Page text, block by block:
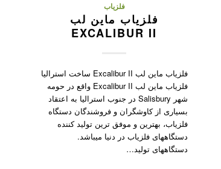
فلزیاب
فلزیاب ماین لب
EXCALIBUR II
فلزیاب ماین لب Excalibur II ساخت استرالیا
فلزیاب ماین لب Excalibur II واقع در حومه
شهر Salisbury در جنوب استرالیا به اعتقاد
بسیاری از کاوشگران و فروشندگان دستگاه
فلزیاب، بهترین و موفق ترین تولید کننده
دستگاههای فلزیاب در دنیا میباشد.
دستگاههای تولید…